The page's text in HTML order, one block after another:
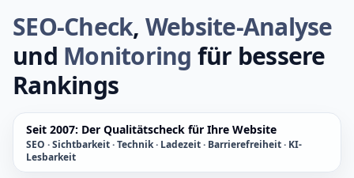
SEO-Check, Website-Analyse
und Monitoring für bessere
Rankings
Seit 2007: Der Qualitätscheck für Ihre Website
SEO · Sichtbarkeit · Technik · Ladezeit · Barrierefreiheit · KI-
Lesbarkeit